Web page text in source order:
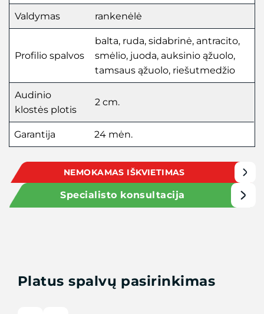
Valdymas rankenėlė
Profilio spalvos
balta, ruda, sidabrinė, antracito,
smėlio, juoda, auksinio ąžuolo,
tamsaus ąžuolo, riešutmedžio
Audinio
klostės plotis
2 cm.
Garantija 24 mėn.
NEMOKAMAS IŠKVIETIMAS
Specialisto konsultacija
Platus spalvų pasirinkimas